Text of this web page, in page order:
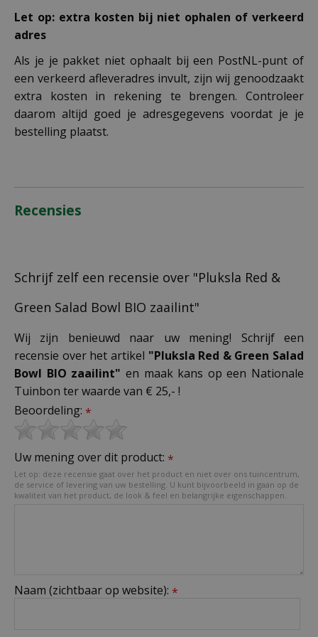
Let op: extra kosten bij niet ophalen of verkeerd
adres
Als je je pakket niet ophaalt bij een PostNL-punt of
een verkeerd afleveradres invult, zijn wij genoodzaakt
extra kosten in rekening te brengen. Controleer
daarom altijd goed je adresgegevens voordat je je
bestelling plaatst.
Recensies
Schrijf zelf een recensie over "Pluksla Red &
Green Salad Bowl BIO zaailint"
Wij zijn benieuwd naar uw mening! Schrijf een
recensie over het artikel "Pluksla Red & Green Salad
Bowl BIO zaailint" en maak kans op een Nationale
Tuinbon ter waarde van € 25,- !
Beoordeling: *
Uw mening over dit product: *
Let op: deze recensie gaat over het product en niet over ons tuincentrum,
de service of levering van uw bestelling. U kunt bijvoorbeeld in gaan op de
kwaliteit van het product, de look & feel en belangrijke eigenschappen.
Naam (zichtbaar op website): *